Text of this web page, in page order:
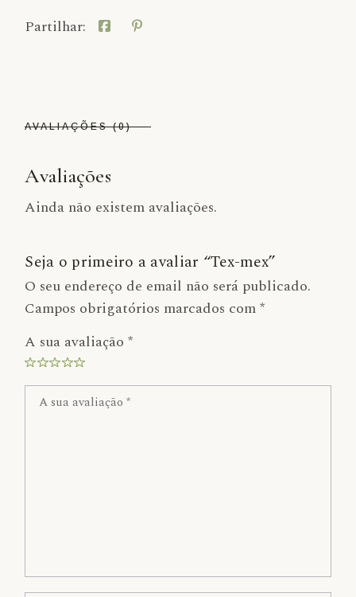
Partilhar:
AVALIAÇÕES (0)
Avaliações
Ainda não existem avaliações.
Seja o primeiro a avaliar “Tex-mex”
O seu endereço de email não será publicado.
Campos obrigatórios marcados com*
A sua avaliação*